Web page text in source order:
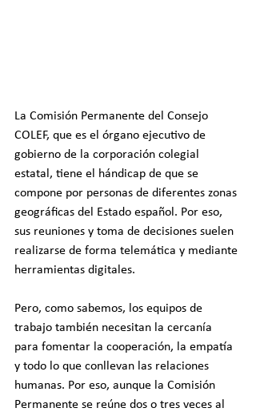
La Comisión Permanente del Consejo
COLEF, que es el órgano ejecutivo de
gobierno de la corporación colegial
estatal, tiene el hándicap de que se
compone por personas de diferentes zonas
geográficas del Estado español. Por eso,
sus reuniones y toma de decisiones suelen
realizarse de forma telemática y mediante
herramientas digitales.
Pero, como sabemos, los equipos de
trabajo también necesitan la cercanía
para fomentar la cooperación, la empatía
y todo lo que conllevan las relaciones
humanas. Por eso, aunque la Comisión
Permanente se reúne dos o tres veces al